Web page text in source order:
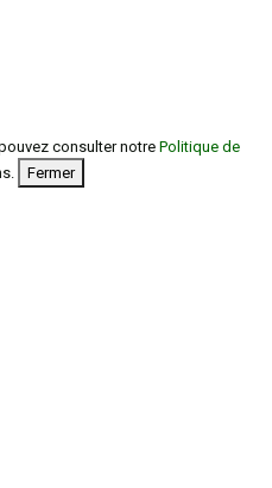
consulter notre Politique de
Fermer